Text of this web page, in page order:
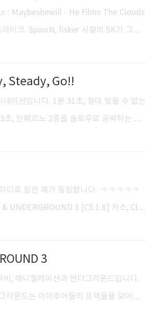
Maybeshewill - He Films The Clouds
이크. SpawN, fisker 시절의 SK가 그립
[CStrike 1.6] Ruination Final: Re
Steady, Go!!
이션입니다. 1분 31초, 절대 잊을 수 없는
, 인페르노 2층을 슬로우로 공략하는 테
. 언더그라운드.. 애니힐레이션.. 폰드필
3 & UNDERGROUND 3 [C
III
로 잠깐 제가 등장합니다. ㅋㅋㅋㅋㅋ
UNDERGROUND 3 [CS 1.6] 카스, Clan
3
애니힐레이션과 언더그라운드입니다.
라운드는 아마추어들의 프랙들을 모아놓